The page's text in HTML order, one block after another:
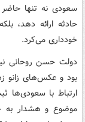
سعودی نه تنها
حادثه ارائه دهد،
خودداری می‌کرد.
دولت حسن روحانی
بود و عکس‌های زانو
ارتباط با سعودی‌ها
موضوع و هشدار به